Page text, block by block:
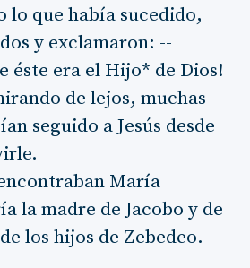
lo que había sucedido,
y exclamaron: --
éste era el Hijo* de Dios!
de lejos, muchas
seguido a Jesús desde
María
la madre de Jacobo y de
los hijos de Zebedeo.